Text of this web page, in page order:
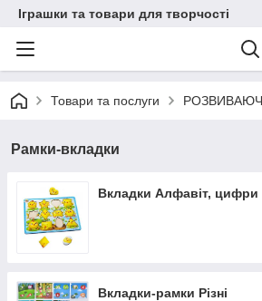
Іграшки та товари для творчості
Товари та послуги РОЗВИВАЮЧІ
Рамки-вкладки
Вкладки Алфавіт, цифри
Вкладки-рамки Різні